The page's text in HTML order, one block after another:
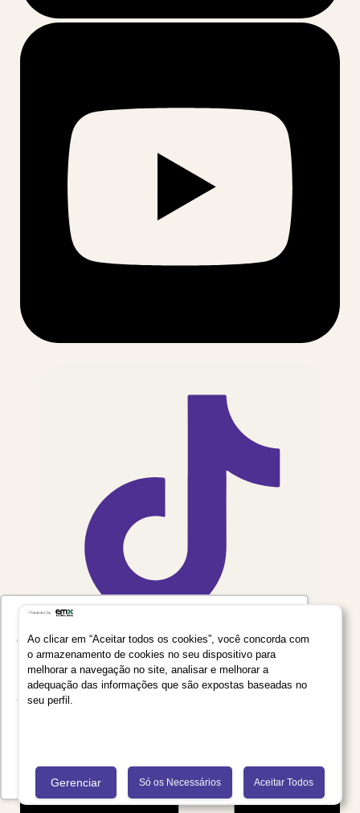
Utilizamos seus dados para oferecer uma
experiência mais relevante ao analisar e
personalizar conteúdos e anúncios em nossa
plataforma e em serviços de terceiros. Consulte
a Política de Privacidade de Dados do Grupo
Recusar Cookies Aceitar Cookies
Ao clicar em “Aceitar todos os cookies”, você concorda com
o armazenamento de cookies no seu dispositivo para
melhorar a navegação no site, analisar e melhorar a
adequação das informações que são expostas baseadas no
seu perfil.
Gerenciar Só os Necessários Aceitar Todos